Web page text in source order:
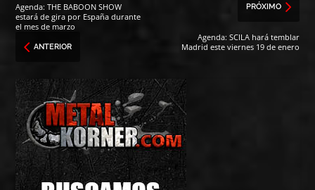
Agenda: THE BABOON SHOW
estará de gira por España durante
el mes de marzo
ANTERIOR
PRÓXIMO
Agenda: SCILA hará temblar
Madrid este viernes 19 de enero